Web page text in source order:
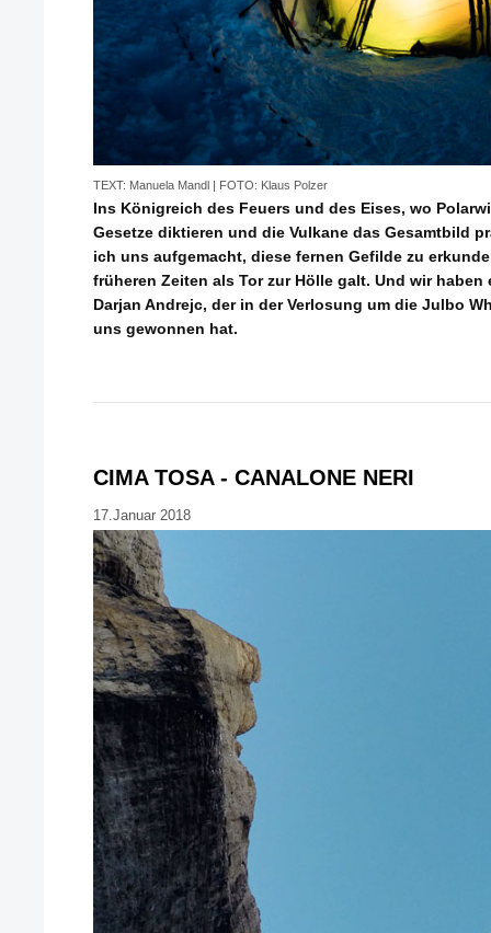
TEXT: Manuela Mandl | FOTO: Klaus Polzer
Ins Königreich des Feuers und des Eises, wo
Gesetze diktieren und die Vulkane das Gesamtbild
ich uns aufgemacht, diese fernen Gefilde zu
früheren Zeiten als Tor zur Hölle galt. Und wir haben
Darjan Andrejc, der in der Verlosung um die Julbo
uns gewonnen hat.
CIMA TOSA - CANALONE NERI
17.Januar 2018